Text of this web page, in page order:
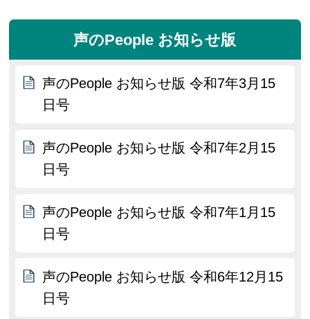
声のPeople お知らせ版
声のPeople お知らせ版 令和7年3月15
日号
声のPeople お知らせ版 令和7年2月15
日号
声のPeople お知らせ版 令和7年1月15
日号
声のPeople お知らせ版 令和6年12月15
日号